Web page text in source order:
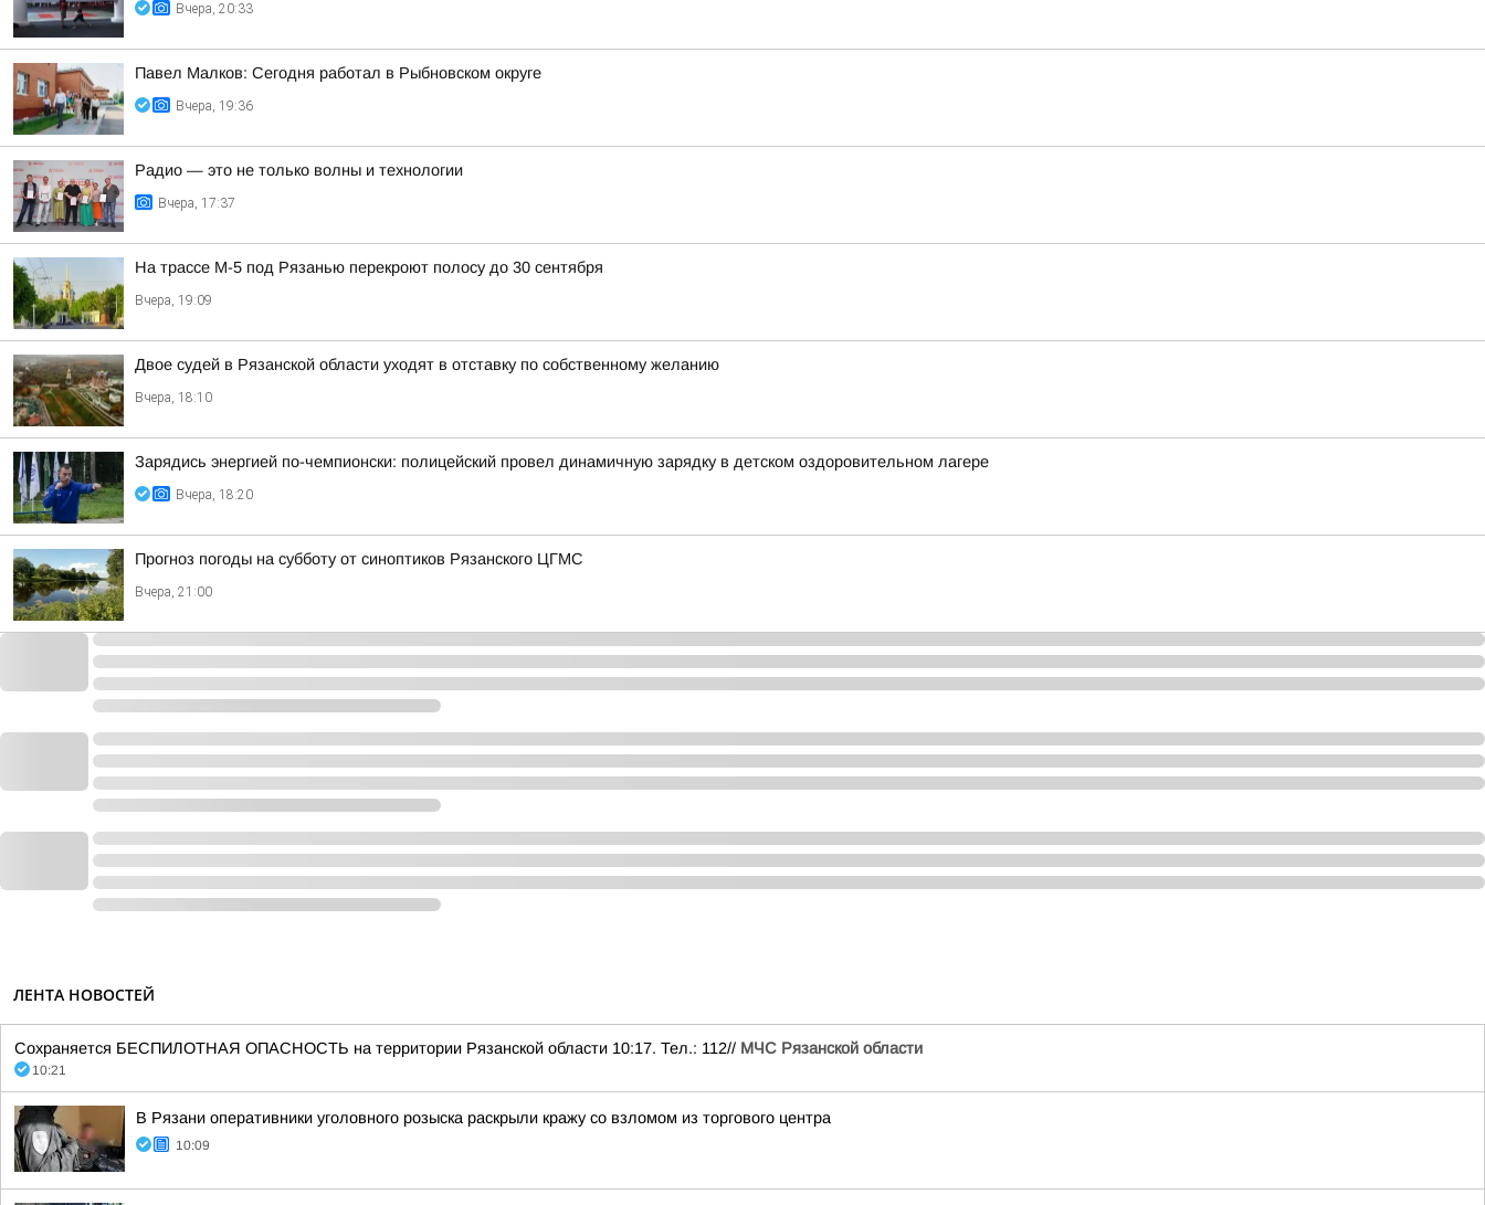
Вчера, 20:33
Павел Малков: Сегодня работал в Рыбновском округе
Вчера, 19:36
Радио — это не только волны и технологии
Вчера, 17:37
На трассе М-5 под Рязанью перекроют полосу до 30 сентября
Вчера, 19:09
Двое судей в Рязанской области уходят в отставку по собственному желанию
Вчера, 18:10
Зарядись энергией по-чемпионски: полицейский провел динамичную зарядку в детском оздоровительном лагере
Вчера, 18:20
Прогноз погоды на субботу от синоптиков Рязанского ЦГМС
Вчера, 21:00
ЛЕНТА НОВОСТЕЙ
Сохраняется БЕСПИЛОТНАЯ ОПАСНОСТЬ на территории Рязанской области 10:17. Тел.: 112// МЧС Рязанской области
10:21
В Рязани оперативники уголовного розыска раскрыли кражу со взломом из торгового центра
10:09